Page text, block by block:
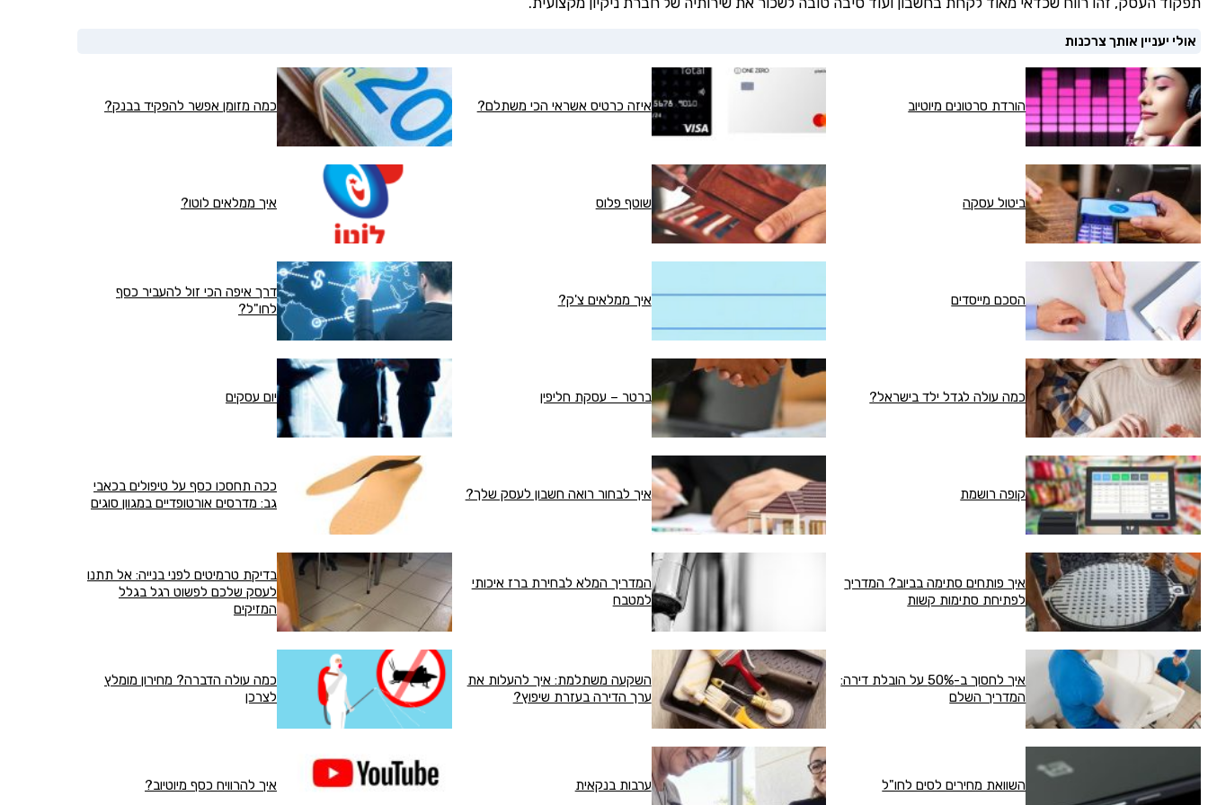
אולי יעניין אותך צרכנות
הורדת סרטונים מיוטיוב איזה כרטיס אשראי הכי משתלם? כמה מזומן אפשר להפקיד בבנק?
ביטול עסקה שוטף פלוס איך ממלאים לוטו?
הסכם מייסדים איך ממלאים צ'ק?
דרך איפה הכי זול להעביר כסף
לחו"ל?
כמה עולה לגדל ילד בישראל? ברטר – עסקת חליפין יום עסקים
קופה רושמת איך לבחור רואה חשבון לעסק שלך?
ככה תחסכו כסף על טיפולים בכאבי
גב: מדרסים אורטופדיים במגוון סוגים
איך פותחים סתימה בביוב? המדריך
לפתיחת סתימות קשות
המדריך המלא לבחירת ברז איכותי
למטבח
בדיקת טרמיטים לפני בנייה: אל תתנו
לעסק שלכם לפשוט רגל בגלל
המזיקים
איך לחסוך ב-50% על הובלת דירה:
המדריך השלם
השקעה משתלמת: איך להעלות את
ערך הדירה בעזרת שיפוץ?
כמה עולה הדברה? מחירון מומלץ
לצרכן
השוואת מחירים לסים לחו"ל ערבות בנקאית איך להרוויח כסף מיוטיוב?